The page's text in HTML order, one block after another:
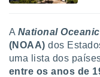
A National
(NOAA) dos
uma lista dos
entre os anos de